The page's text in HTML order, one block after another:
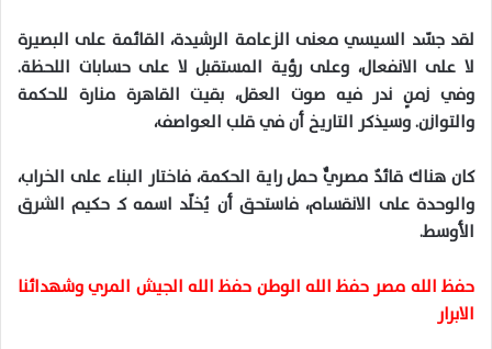
لقد جسّد السيسي معنى الزعامة الرشيدة، القائمة على البصيرة
لا على الانفعال، وعلى رؤية المستقبل لا على حسابات اللحظة.
وفي زمنٍ ندر فيه صوت العقل، بقيت القاهرة منارة للحكمة
والتوازن. وسيذكر التاريخ أن في قلب العواصف،
كان هناك قائدٌ مصريٌّ حمل راية الحكمة، فاختار البناء على الخراب،
والوحدة على الانقسام، فاستحق أن يُخلّد اسمه كـ حكيم الشرق
الأوسط.
حفظ الله مصر حفظ الله الوطن حفظ الله الجيش المري وشهدائنا
الابرار